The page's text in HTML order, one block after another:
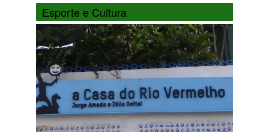
Esporte e Cultura